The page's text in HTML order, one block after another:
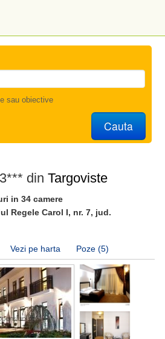
sau obiective
Cauta
din Targoviste
in 34 camere
Regele Carol I, nr. 7, jud.
Vezi pe harta Poze (5)